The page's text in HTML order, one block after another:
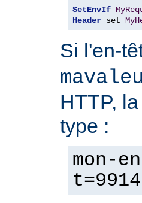
SetEnvIf
Header set
Si l'en-
HTTP,
type :
mon-